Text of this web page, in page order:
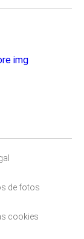
de fotos
cookies